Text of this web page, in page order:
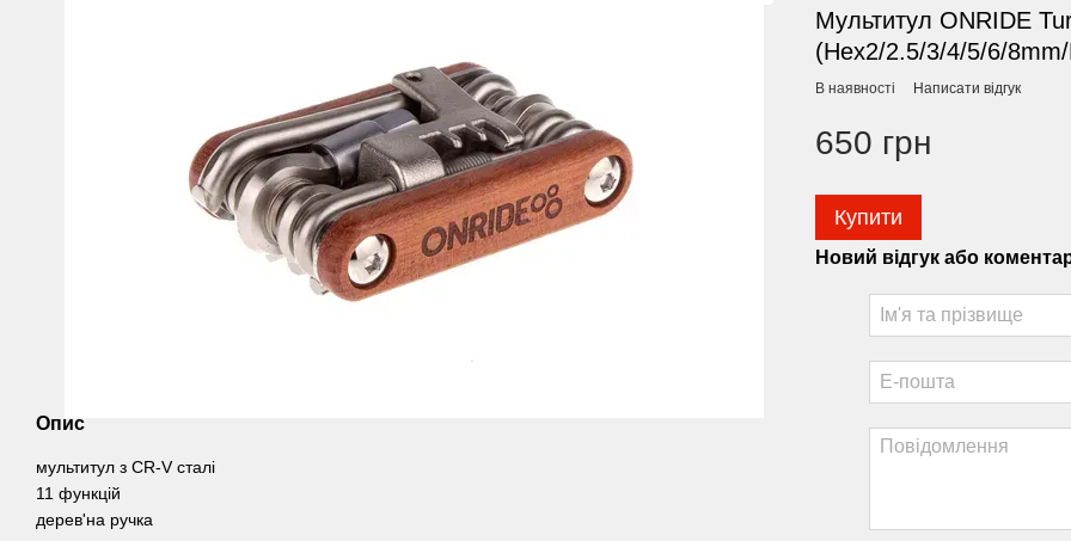
Опис
мультитул з CR-V сталі
11 функцій
дерев'на ручка
Мультитул ONRIDE
(Hex2/2.5/3/4/5/6/
В наявності Написати відгук
650 грн
Купити
Новий відгук або